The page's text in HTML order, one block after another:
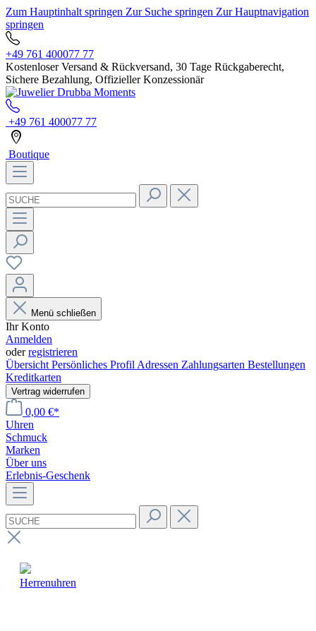
Zum Hauptinhalt springen Zur Suche springen Zur Hauptnavigation
springen
+49 761 400077 77
Kostenloser Versand & Rückversand, 30 Tage Rückgaberecht,
Sichere Bezahlung, Offizieller Konzessionär
+49 761 400077 77
Boutique
Menü schließen
Ihr Konto
Anmelden
oderregistrieren
Übersicht Persönliches Profil Adressen Zahlungsarten Bestellungen
Kreditkarten
Vertrag widerrufen
0,00 €*
Uhren
Schmuck
Marken
Über uns
Erlebnis-Geschenk
Herrenuhren